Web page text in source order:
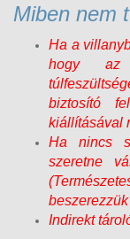
Miben nem
Ha a
hogy az
biztosító
kiállításával
Ha nincs
szeretne
Indirekt